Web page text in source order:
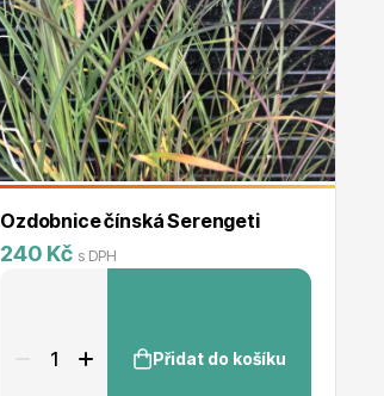
Ozdobnice čínská Serengeti
240 Kč s DPH
Přidat do košíku